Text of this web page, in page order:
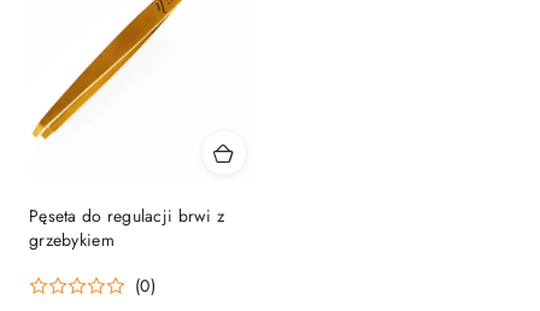
Pęseta do regulacji brwi z
grzebykiem
(0)